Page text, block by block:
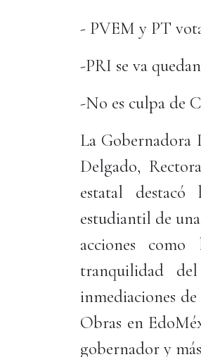
- PVEM y PT
-PRI se va
-No es culpa de
La Gobernadora
Delgado,
estatal
estudiantil de
acciones
tranquilidad
inmediaciones
Obras en
gobernador y